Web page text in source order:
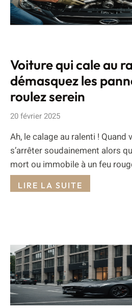
Voiture qui cale au
démasquez les
roulez serein
20 février 2025
Ah, le calage au ralenti !
s’arrêter soudainement alors
mort ou immobile à un feu
LIRE LA SUITE